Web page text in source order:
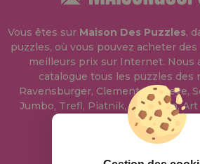
Vous êtes sur Maison Des Puzzles,
puzzles, où vous pouvez acheter
meilleurs prix sur Internet. Nous
catalogue tous les puzzles des
Ravensburger, Clementoni, Heye,
Jumbo, Trefl, Piatnik, Anatolian,
bien d'autres.